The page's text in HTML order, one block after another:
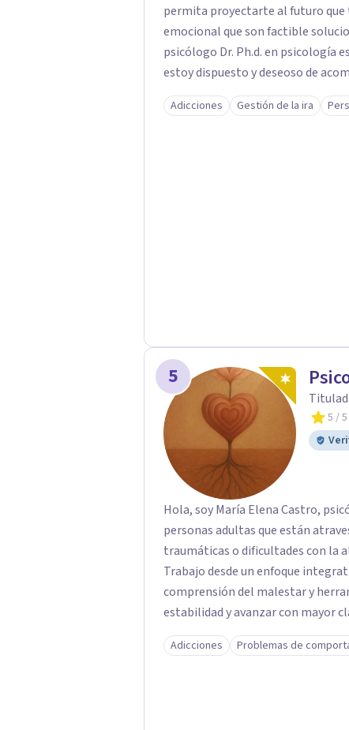
permita proyectarte al futuro que
emocional que son factible soluciona con mi ayuda.
psicólogo Dr. Ph.d. en psicología
estoy dispuesto y deseoso de
y crecimiento personal dejando
exitosos.Vamos a transitar juntos
Adicciones Gestión de la ira
5
5 / 5
Hola, soy María Elena Castro,
personas adultas que están
traumáticas o dificultades con la
Trabajo desde un enfoque
comprensión del malestar y
estabilidad y avanzar con mayor
crisis y evaluación de riesgo
seguro, respetuoso y a tu ritmo.
Adicciones Problemas de